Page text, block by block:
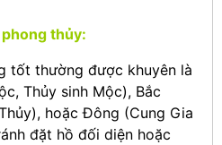
thủy:
tốt thường được khuyên là
Thủy sinh Mộc), Bắc
hoặc Đông (Cung Gia
đặt hồ đối diện hoặc